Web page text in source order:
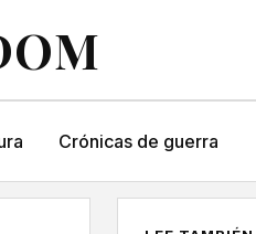
Crónicas de guerra